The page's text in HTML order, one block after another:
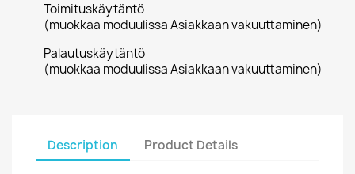
Toimituskäytäntö
(muokkaa moduulissa Asiakkaan vakuuttaminen)
Palautuskäytäntö
(muokkaa moduulissa Asiakkaan vakuuttaminen)
Description Product Details